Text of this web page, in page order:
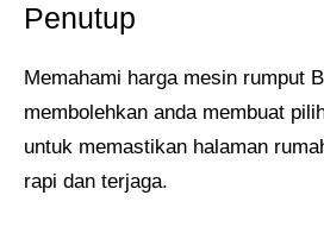
Penutup
Memahami harga mesin rumput
membolehkan anda membuat
untuk memastikan halaman
rapi dan terjaga.